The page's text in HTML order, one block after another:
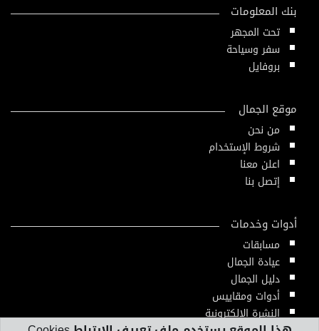
بنك المعلومات
تحت المجهر
سفر وسياحة
بروفايل
موقع الجمال
من نحن
شروط الإستخدام
اعلن معنا
إتصل بنا
أدوات وخدمات
مسابقات
عيادة الجمال
دليل الجمال
أدوات ومقاييس
النشرة الإلكترونية